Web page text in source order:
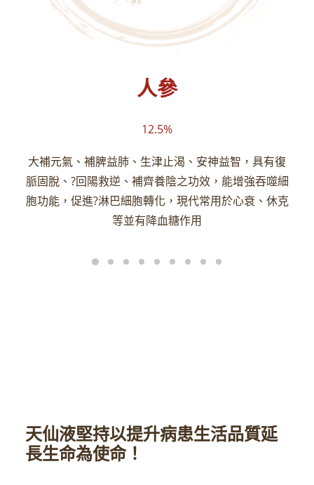
人參
12.5%
大補元氣、補脾益肺、生津止渴、安神益智，具有復
脈固脫、?回陽救逆、補齊養陰之功效，能增強吞噬細
胞功能，促進?淋巴細胞轉化，現代常用於心衰、休克
等並有降血糖作用
天仙液堅持以提升病患生活品質延
長生命為使命！